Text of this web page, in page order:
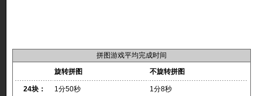
拼图游戏平均完成时间
旋转拼图
不旋转拼图
24块： 1分50秒 1分8秒